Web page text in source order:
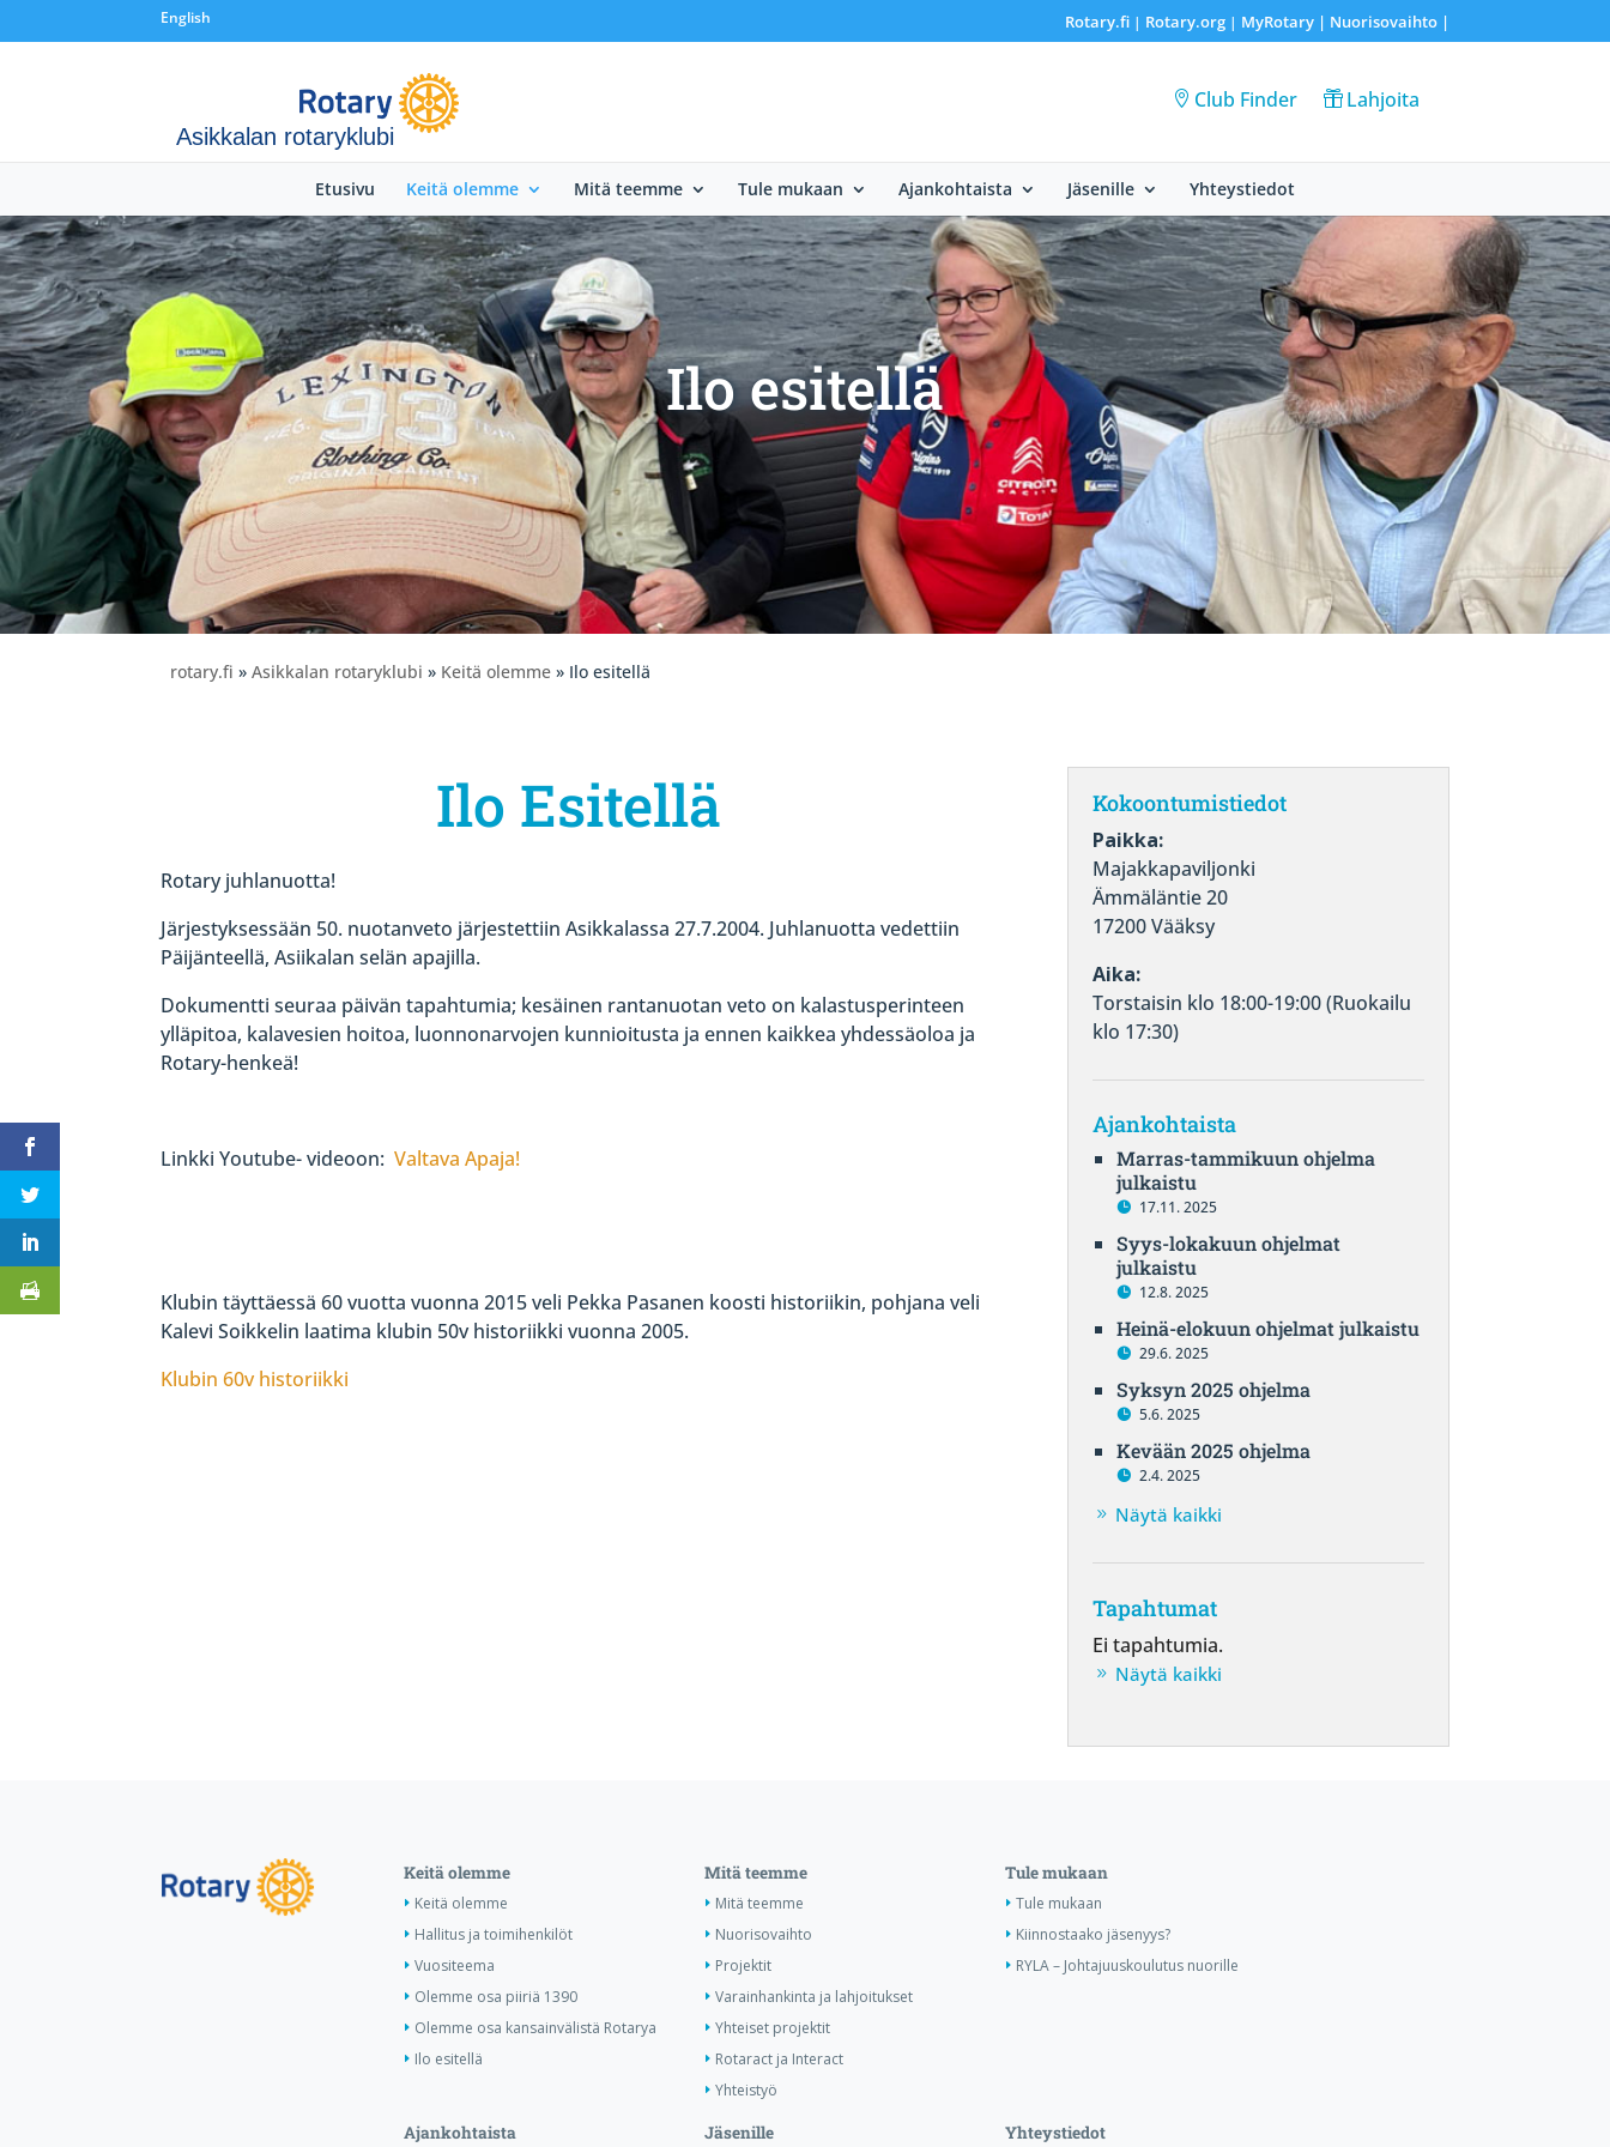
English Rotary.fi| Rotary.org| MyRotary | Nuorisovaihto|
Asikkalan rotaryklubi
Club Finder Lahjoita
Etusivu Keitä olemme Mitä teemme Tule mukaan Ajankohtaista Jäsenille Yhteystiedot
Ilo esitellä
rotary.fi » Asikkalan rotaryklubi » Keitä olemme » Ilo esitellä
Ilo Esitellä
Rotary juhlanuotta!
Järjestyksessään 50. nuotanveto järjestettiin Asikkalassa 27.7.2004. Juhlanuotta vedettiin
Päijänteellä, Asiikalan selän apajilla.
Dokumentti seuraa päivän tapahtumia; kesäinen rantanuotan veto on kalastusperinteen
ylläpitoa, kalavesien hoitoa, luonnonarvojen kunnioitusta ja ennen kaikkea yhdessäoloa ja
Rotary-henkeä!
Linkki Youtube- videoon:Valtava Apaja!
Klubin täyttäessä 60 vuotta vuonna 2015 veli Pekka Pasanen koosti historiikin, pohjana veli
Kalevi Soikkelin laatima klubin 50v historiikki vuonna 2005.
Klubin 60v historiikki
Kokoontumistiedot
Paikka:
Majakkapaviljonki
Ämmäläntie 20
17200 Vääksy
Aika:
Torstaisin klo 18:00-19:00 (Ruokailu
klo 17:30)
Ajankohtaista
Marras-tammikuun ohjelma
julkaistu
17.11. 2025
Syys-lokakuun ohjelmat
julkaistu
12.8. 2025
Heinä-elokuun ohjelmat julkaistu
29.6. 2025
Syksyn 2025 ohjelma
5.6. 2025
Kevään 2025 ohjelma
2.4. 2025
Näytä kaikki
Tapahtumat
Ei tapahtumia.
Näytä kaikki
Keitä olemme
Keitä olemme
Hallitus ja toimihenkilöt
Vuositeema
Olemme osa piiriä 1390
Olemme osa kansainvälistä Rotarya
Ilo esitellä
Mitä teemme
Mitä teemme
Nuorisovaihto
Projektit
Varainhankinta ja lahjoitukset
Yhteiset projektit
Rotaract ja Interact
Yhteistyö
Tule mukaan
Tule mukaan
Kiinnostaako jäsenyys?
RYLA – Johtajuuskoulutus nuorille
Ajankohtaista Jäsenille Yhteystiedot